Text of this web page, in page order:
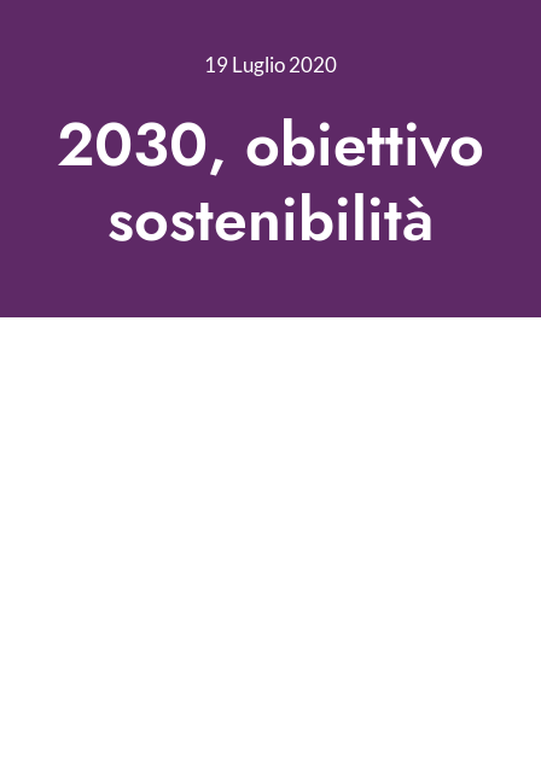
Nonprofit Blog
Libri
Fundraising Academy
Multimedia
Come contattarci
19 Luglio 2020
2030, obiettivo
sostenibilità